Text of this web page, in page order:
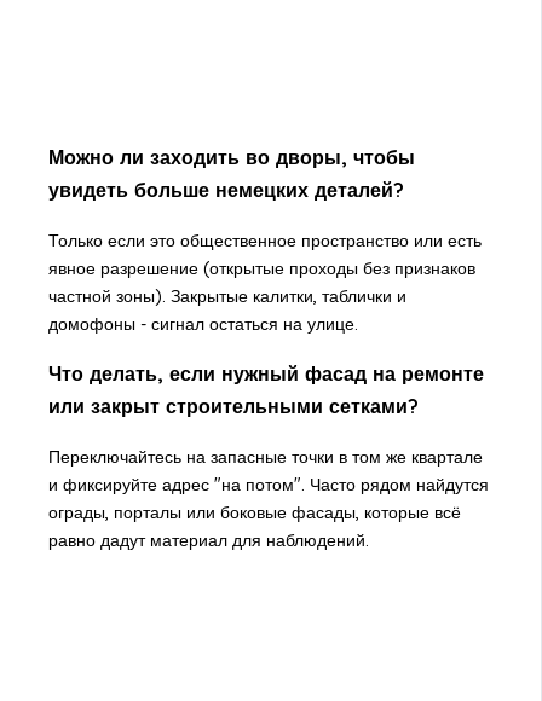
Можно ли заходить во дворы, чтобы
увидеть больше немецких деталей?
Только если это общественное пространство или есть
явное разрешение (открытые проходы без признаков
частной зоны). Закрытые калитки, таблички и
домофоны - сигнал остаться на улице.
Что делать, если нужный фасад на ремонте
или закрыт строительными сетками?
Переключайтесь на запасные точки в том же квартале
и фиксируйте адрес "на потом". Часто рядом найдутся
ограды, порталы или боковые фасады, которые всё
равно дадут материал для наблюдений.